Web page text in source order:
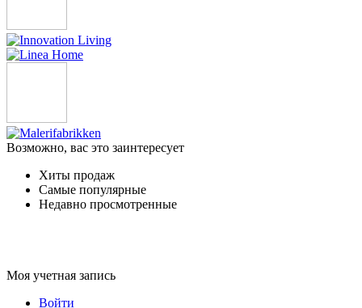
Возможно, вас это заинтересует
Хиты продаж
Самые популярные
Недавно просмотренные
Моя учетная запись
Войти